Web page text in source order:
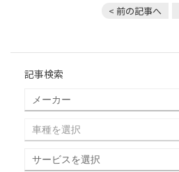
< 前の記事へ
記事検索